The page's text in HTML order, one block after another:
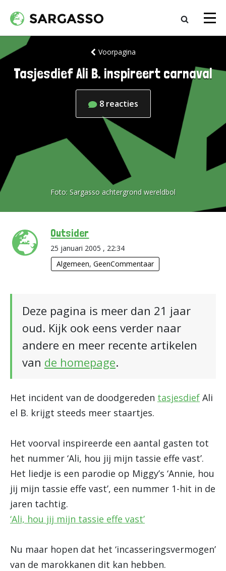
Voorpagina
Tasjesdief Ali B. inspireert carnaval
8 reacties
Foto: Sargasso achtergrond wereldbol
Outsider
25 januari 2005 , 22:34
Algemeen,GeenCommentaar
Deze pagina is meer dan 21 jaar
oud. Kijk ook eens verder naar
andere en meer recente artikelen
van de homepage.
Het incident van de doodgereden tasjesdief Ali
el B. krijgt steeds meer staartjes.
Het voorval inspireerde een aantal gasten tot
het nummer ‘Ali, hou jij mijn tassie effe vast’.
Het liedje is een parodie op Miggy’s ‘Annie, hou
jij mijn tassie effe vast’, een nummer 1-hit in de
jaren tachtig.
‘Ali, hou jij mijn tassie effe vast’
Nu maar hopen dat het ‘incasseringsvermogen’
van de marokkanen dit kan hebben.